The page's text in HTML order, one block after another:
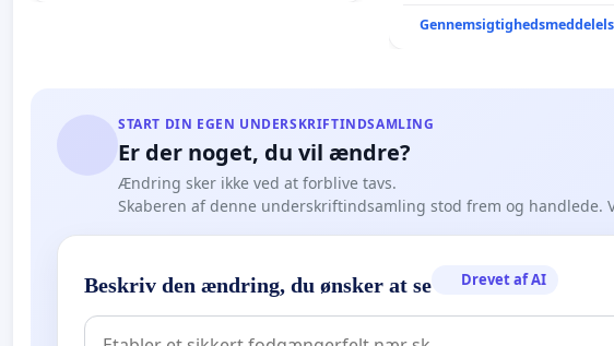
START DIN EGEN UNDERSKRIFTINDSAMLING
Er der noget, du vil ændre?
Ændring sker ikke ved at forblive tavs.
Skaberen af denne underskriftindsamling stod frem og handlede.
Beskriv den ændring, du ønsker at se Drevet af AI